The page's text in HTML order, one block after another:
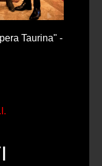
Taurina" -